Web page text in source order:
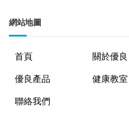
網站地圖
首頁 關於優良
優良產品
健康教室
聯絡我們